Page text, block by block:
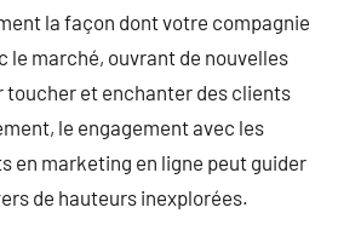
la façon dont votre compagnie
le marché, ouvrant de nouvelles
toucher et enchanter des clients
le engagement avec les
en marketing en ligne peut guider
de hauteurs inexplorées.